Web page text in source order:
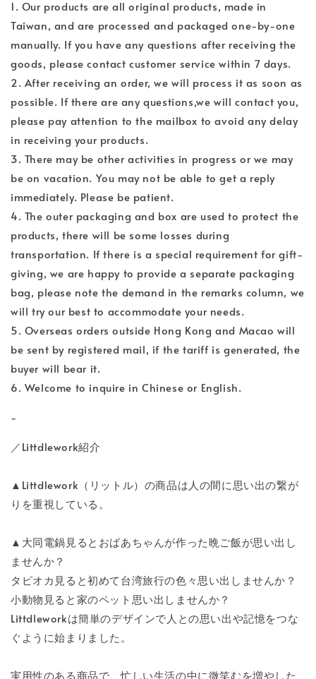
1. Our products are all original products, made in
Taiwan, and are processed and packaged one-by-one
manually. If you have any questions after receiving the
goods, please contact customer service within 7 days.
2. After receiving an order, we will process it as soon as
possible. If there are any questions,we will contact you,
please pay attention to the mailbox to avoid any delay
in receiving your products.
3. There may be other activities in progress or we may
be on vacation. You may not be able to get a reply
immediately. Please be patient.
4. The outer packaging and box are used to protect the
products, there will be some losses during
transportation. If there is a special requirement for gift-
giving, we are happy to provide a separate packaging
bag, please note the demand in the remarks column, we
will try our best to accommodate your needs.
5. Overseas orders outside Hong Kong and Macao will
be sent by registered mail, if the tariff is generated, the
buyer will bear it.
6. Welcome to inquire in Chinese or English.
-
／Littdlework紹介
▲Littdlework（リットル）の商品は人の間に思い出の繋が
りを重視している。
▲大同電鍋見るとおばあちゃんが作った晩ご飯が思い出し
ませんか？
タピオカ見ると初めて台湾旅行の色々思い出しませんか？
小動物見ると家のペット思い出しませんか？
Littdleworkは簡単のデザインで人との思い出や記憶をつな
ぐように始まりました。
実用性のある商品で、忙しい生活の中に微笑むを増やした